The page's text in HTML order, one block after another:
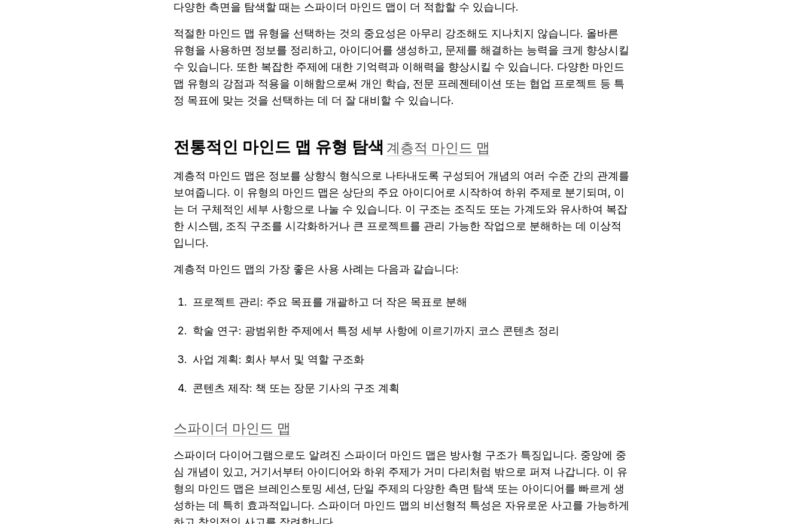
다양한 측면을 탐색할 때는 스파이더 마인드 맵이 더 적합할 수 있습니다.
적절한 마인드 맵 유형을 선택하는 것의 중요성은 아무리 강조해도 지나치지 않습니다. 올바른
유형을 사용하면 정보를 정리하고, 아이디어를 생성하고, 문제를 해결하는 능력을 크게 향상시킬
수 있습니다. 또한 복잡한 주제에 대한 기억력과 이해력을 향상시킬 수 있습니다. 다양한 마인드
맵 유형의 강점과 적용을 이해함으로써 개인 학습, 전문 프레젠테이션 또는 협업 프로젝트 등 특
정 목표에 맞는 것을 선택하는 데 더 잘 대비할 수 있습니다.
전통적인 마인드 맵 유형 탐색 계층적 마인드 맵
계층적 마인드 맵은 정보를 상향식 형식으로 나타내도록 구성되어 개념의 여러 수준 간의 관계를
보여줍니다. 이 유형의 마인드 맵은 상단의 주요 아이디어로 시작하여 하위 주제로 분기되며, 이
는 더 구체적인 세부 사항으로 나눌 수 있습니다. 이 구조는 조직도 또는 가계도와 유사하여 복잡
한 시스템, 조직 구조를 시각화하거나 큰 프로젝트를 관리 가능한 작업으로 분해하는 데 이상적
입니다.
계층적 마인드 맵의 가장 좋은 사용 사례는 다음과 같습니다:
프로젝트 관리: 주요 목표를 개괄하고 더 작은 목표로 분해
학술 연구: 광범위한 주제에서 특정 세부 사항에 이르기까지 코스 콘텐츠 정리
사업 계획: 회사 부서 및 역할 구조화
콘텐츠 제작: 책 또는 장문 기사의 구조 계획
스파이더 마인드 맵
스파이더 다이어그램으로도 알려진 스파이더 마인드 맵은 방사형 구조가 특징입니다. 중앙에 중
심 개념이 있고, 거기서부터 아이디어와 하위 주제가 거미 다리처럼 밖으로 퍼져 나갑니다. 이 유
형의 마인드 맵은 브레인스토밍 세션, 단일 주제의 다양한 측면 탐색 또는 아이디어를 빠르게 생
성하는 데 특히 효과적입니다. 스파이더 마인드 맵의 비선형적 특성은 자유로운 사고를 가능하게